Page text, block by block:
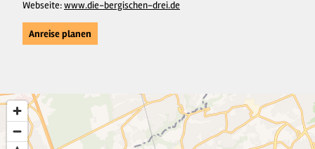
Webseite:www.die-bergischen-drei.de
Anreise planen